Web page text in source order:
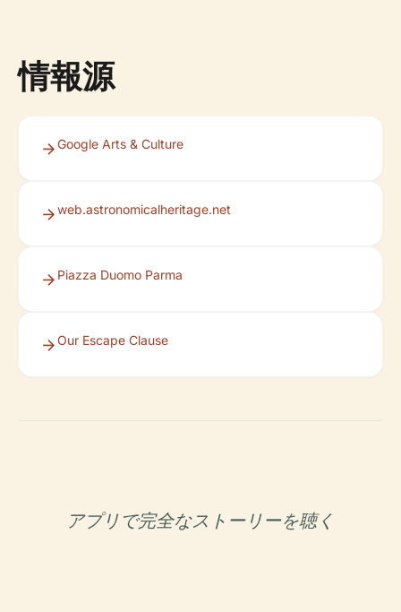
情報源
Google Arts & Culture
web.astronomicalheritage.net
Piazza Duomo Parma
Our Escape Clause
アプリで完全なストーリーを聴く